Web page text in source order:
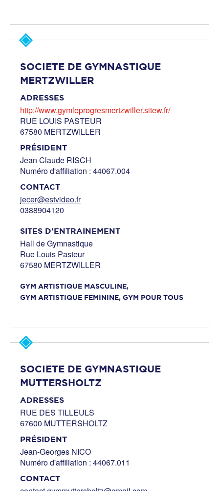
SOCIETE DE GYMNASTIQUE
MERTZWILLER
ADRESSES
http://www.gymleprogresmertzwiller.sitew.fr/
RUE LOUIS PASTEUR
67580 MERTZWILLER
PRÉSIDENT
Jean Claude RISCH
Numéro d'affiliation : 44067.004
CONTACT
jecer@estvideo.fr
0388904120
SITES D'ENTRAINEMENT
Hall de Gymnastique
Rue Louis Pasteur
67580 MERTZWILLER
GYM ARTISTIQUE MASCULINE,
GYM ARTISTIQUE FEMININE, GYM POUR TOUS
SOCIETE DE GYMNASTIQUE
MUTTERSHOLTZ
ADRESSES
RUE DES TILLEULS
67600 MUTTERSHOLTZ
PRÉSIDENT
Jean-Georges NICO
Numéro d'affiliation : 44067.011
CONTACT